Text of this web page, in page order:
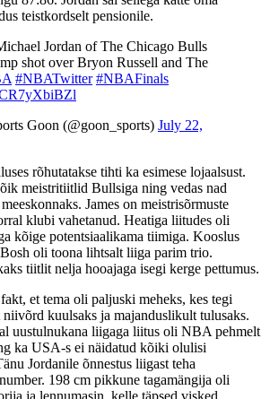
teistkordselt pensionile.
Jordan of The Chicago Bulls
shot over Bryon Russell and The
#NBATwitter #NBAFinals
Goon (@goon_sports) July 22,
rõhutatakse tihti ka esimese lojaalsust.
meistritiitlid Bullsiga ning vedas nad
James on meistrisõrmuste
klubi vahetanud. Heatiga liitudes oli
kõige potentsiaalikama tiimiga. Kooslus
oli toona lihtsalt liiga parim trio.
tiitlit nelja hooajaga isegi kerge pettumus.
et tema oli paljuski meheks, kes tegi
kuulsaks ja majanduslikult tulusaks.
uustulnukana liigaga liitus oli NBA pehmelt
ka USA-s ei näidatud kõiki olulisi
Jordanile õnnestus liigast teha
198 cm pikkune tagamängija oli
ja lennumasin, kelle täpsed visked